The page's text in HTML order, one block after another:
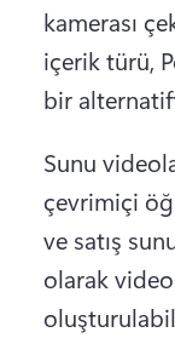
kamerası
içerik türü,
bir
Sunu
çevrimiçi
ve satış
olarak